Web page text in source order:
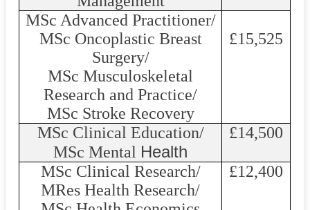
MSc Advanced Practitioner/
MSc Oncoplastic Breast
Surgery/
MSc Musculoskeletal
Research and Practice/
MSc Stroke Recovery
£15,525
MSc Clinical Education/
MSc Mental Health
£14,500
MSc Clinical Research/
MRes Health Research/
£12,400